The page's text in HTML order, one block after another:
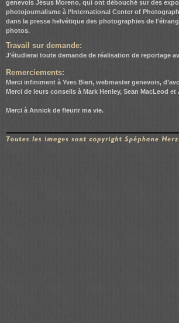
genevois Jésus Moreno, qui ont débouché sur des
photojournalisme à l’International Center of
dans la presse helvétique des photographies de
photos.
Travail sur demande:
J’étudierai toute demande de réalisation de reportage
Remerciements:
Merci infiniment à Yves Bieri, webmaster genevois,
Merci de leurs conseils à Mark Henley, Sean MacLeod et
Merci à Annick de fleurir ma vie.